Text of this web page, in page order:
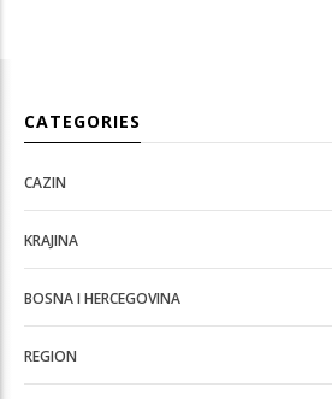
CATEGORIES
CAZIN
KRAJINA
BOSNA I HERCEGOVINA
REGION